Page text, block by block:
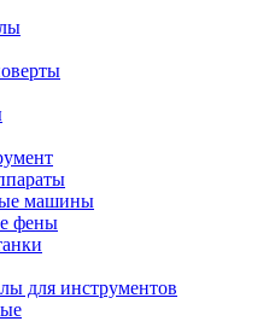
машины
фены
для инструментов